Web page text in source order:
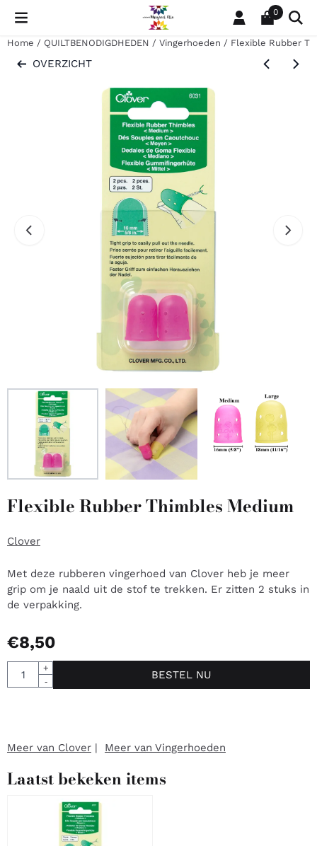
Cookievoorkeuren zijn momenteel gesloten. 0
Home / QUILTBENODIGDHEDEN / Vingerhoeden / Flexible Rubber
OVERZICHT
Flexible Rubber Thimbles Medium
Clover
Met deze rubberen vingerhoed van Clover heb je meer
grip om je naald uit de stof te trekken. Er zitten 2 stuks in
de verpakking.
€8,50
Aantal
+
-
BESTEL NU
Meer van Clover | Meer van Vingerhoeden
Laatst bekeken items